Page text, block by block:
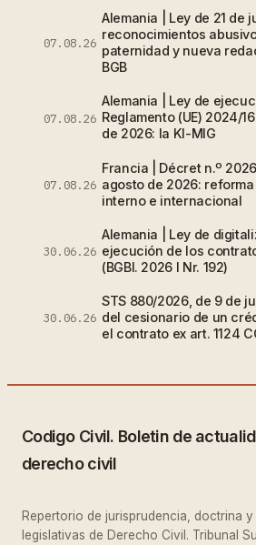
07.08.26
Alemania | Ley de 21 de
reconocimientos
paternidad y nueva
BGB
07.08.26
Alemania | Ley de
Reglamento (UE) 2024/
de 2026: la KI-MIG
07.08.26
Francia | Décret n.º
agosto de 2026:
interno e internacional
30.06.26
Alemania | Ley de
ejecución de los
(BGBl. 2026 I Nr. 192)
30.06.26
STS 880/2026, de 9 de
del cesionario de un
el contrato ex art. 1124
Codigo Civil. Boletin de
derecho civil
Repertorio de jurisprudencia, doctrina
legislativas de Derecho Civil. Tribunal